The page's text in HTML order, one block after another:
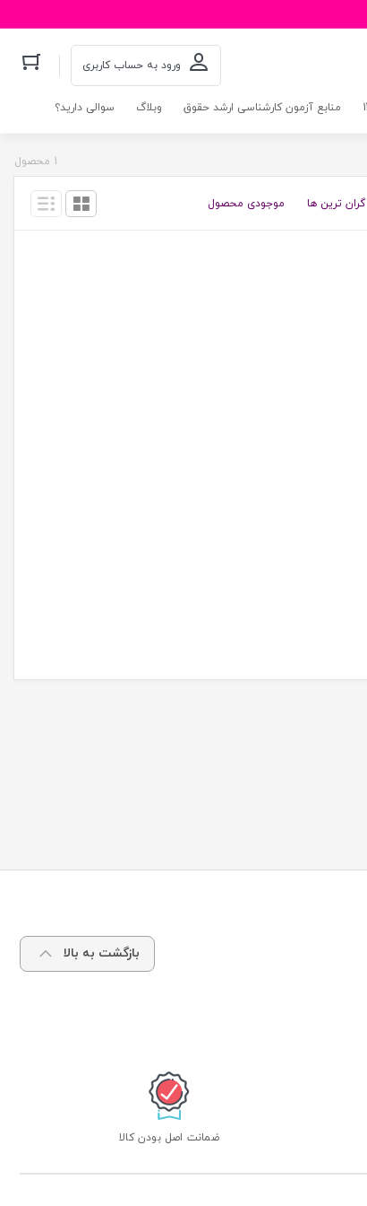
ورود به حساب کاربری
منابع آزمون کارشناسی ارشد حقوق وبلاگ سوالی دارید؟
1 محصول
گران ترین ها موجودی محصول
بازگشت به بالا
ضمانت اصل بودن کالا